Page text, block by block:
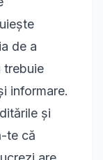
de a
trebuie
informare.
și
te că